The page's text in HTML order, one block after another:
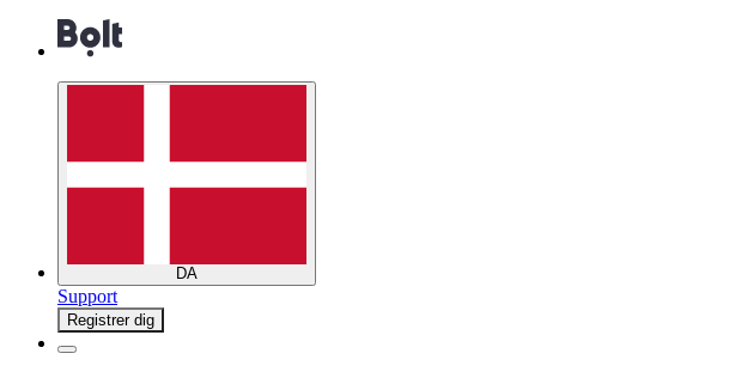
DA
Support
Registrer dig